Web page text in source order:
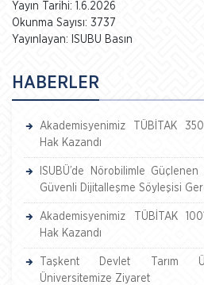
Yayın Tarihi: 1.6.2026
Okunma Sayısı: 3737
Yayınlayan: ISUBU Basın
HABERLER
Akademisyenimiz TÜBİTAK
Hak Kazandı
ISUBÜ’de Nörobilimle
Güvenli Dijitalleşme Söyleşisi
Akademisyenimiz TÜBİTAK
Hak Kazandı
Taşkent Devlet Tarım
Üniversitemize Ziyaret